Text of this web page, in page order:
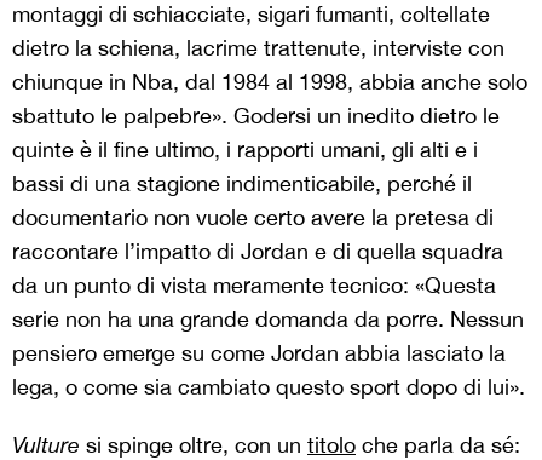
montaggi di schiacciate, sigari fumanti, coltellate
dietro la schiena, lacrime trattenute, interviste con
chiunque in Nba, dal 1984 al 1998, abbia anche solo
sbattuto le palpebre». Godersi un inedito dietro le
quinte è il fine ultimo, i rapporti umani, gli alti e i
bassi di una stagione indimenticabile, perché il
documentario non vuole certo avere la pretesa di
raccontare l’impatto di Jordan e di quella squadra
da un punto di vista meramente tecnico: «Questa
serie non ha una grande domanda da porre. Nessun
pensiero emerge su come Jordan abbia lasciato la
lega, o come sia cambiato questo sport dopo di lui».
Vulture si spinge oltre, con un titolo che parla da sé: